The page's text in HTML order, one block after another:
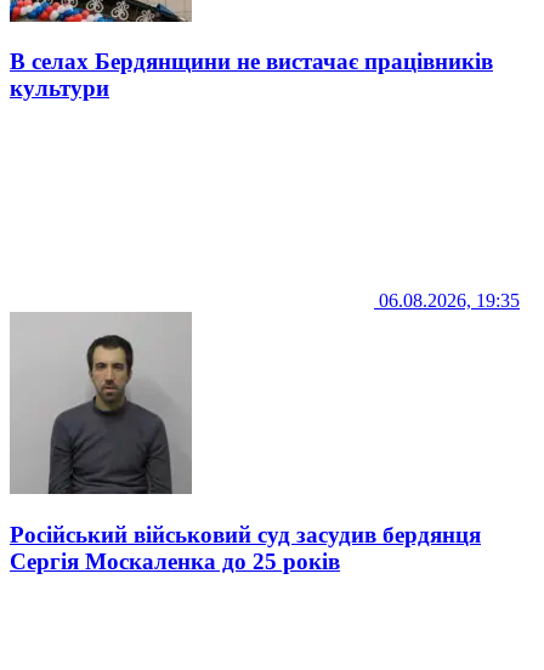
В селах Бердянщини не вистачає працівників
культури
06.08.2026, 19:35
Російський військовий суд засудив бердянця
Сергія Москаленка до 25 років